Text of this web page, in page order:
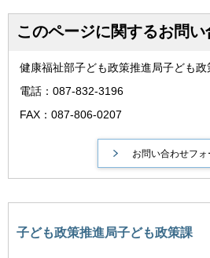
このページに関するお問い
健康福祉部子ども政策推進局子ども政
電話：087-832-3196
FAX：087-806-0207
子ども政策推進局子ども政策課